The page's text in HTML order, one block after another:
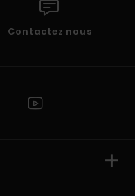
Contactez nous